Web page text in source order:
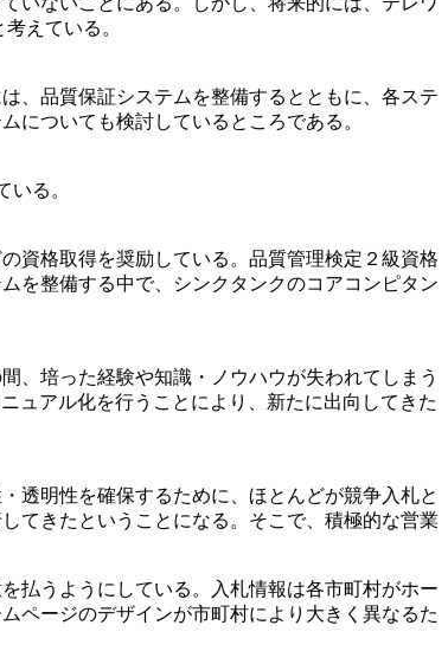
えている。
、品質保証システムを整備するとともに、各ステ
についても検討しているところである。
る。
資格取得を奨励している。品質管理検定２級資格
を整備する中で、シンクタンクのコアコンピタン
、培った経験や知識・ノウハウが失われてしまう
ュアル化を行うことにより、新たに出向してきた
透明性を確保するために、ほとんどが競争入札と
てきたということになる。そこで、積極的な営業
払うようにしている。入札情報は各市町村がホー
ページのデザインが市町村により大きく異なるた